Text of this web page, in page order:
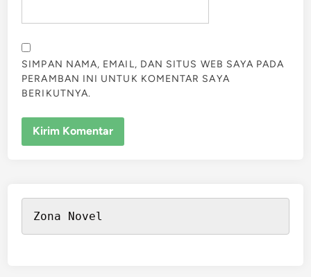
SIMPAN NAMA, EMAIL, DAN SITUS WEB SAYA PADA
PERAMBAN INI UNTUK KOMENTAR SAYA
BERIKUTNYA.
Zona Novel